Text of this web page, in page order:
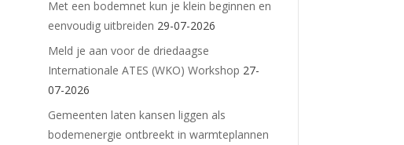
Met een bodemnet kun je klein beginnen en
eenvoudig uitbreiden 29-07-2026
Meld je aan voor de driedaagse
Internationale ATES (WKO) Workshop 27-
07-2026
Gemeenten laten kansen liggen als
bodemenergie ontbreekt in warmteplannen